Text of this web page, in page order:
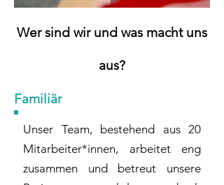
Wer sind wir und was macht uns
aus?
Familiär
Unser Team, bestehend aus 20
Mitarbeiter*innen, arbeitet eng
zusammen und betreut unsere